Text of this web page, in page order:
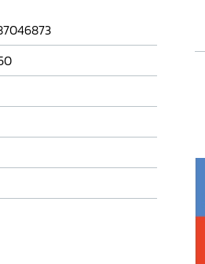
soorten en hun
hand van
besteed aan de
van deze installaties en